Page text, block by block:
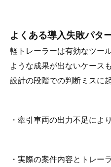
よくある導入失敗パタ
軽トレーラーは有効なツー
ような成果が出ないケース
設計の段階での判断ミスに
・牽引車両の出力不足によ
・実際の案件内容とトレー